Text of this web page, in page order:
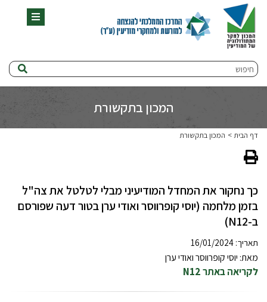
חיפוש
תפריט
המכון בתקשורת
דף הבית המכון בתקשורת
כך נחקור את המחדל המודיעיני מבלי לטלטל את צה"ל
בזמן מלחמה (יוסי קופרווסר ואודי ערן בטור דעה שפורסם
ב-N12)
תאריך: 16/01/2024
מאת: יוסי קופרווסר ואודי ערן
לקריאה באתר N12